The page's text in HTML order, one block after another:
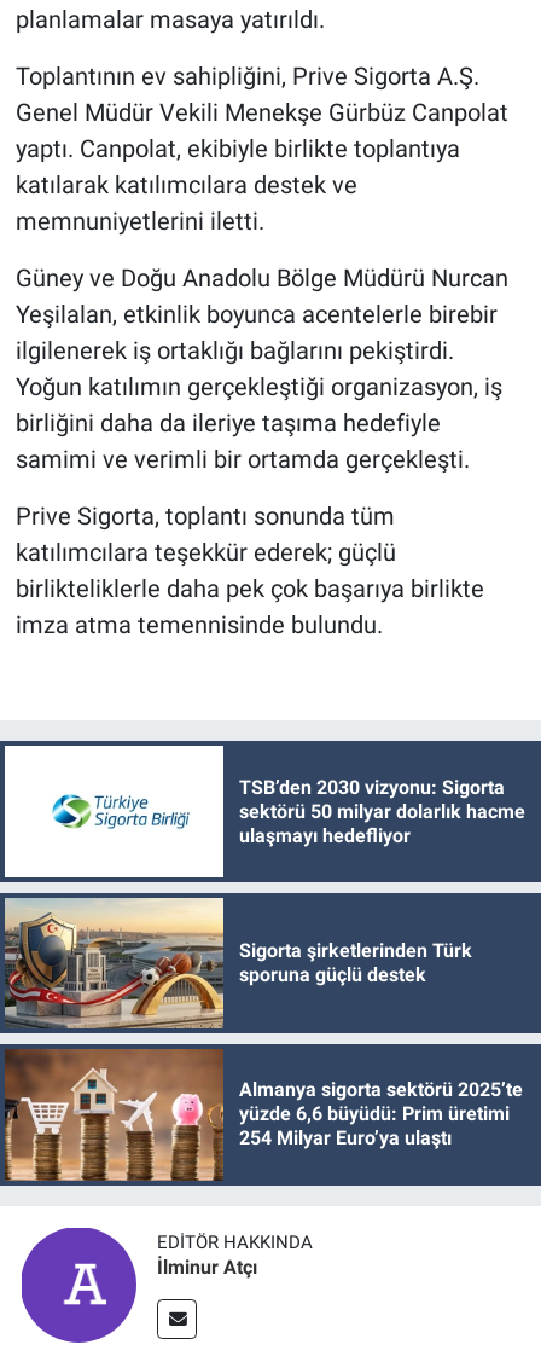
planlamalar masaya yatırıldı.
Toplantının ev sahipliğini, Prive Sigorta A.Ş.
Genel Müdür Vekili Menekşe Gürbüz Canpolat
yaptı. Canpolat, ekibiyle birlikte toplantıya
katılarak katılımcılara destek ve
memnuniyetlerini iletti.
Güney ve Doğu Anadolu Bölge Müdürü Nurcan
Yeşilalan, etkinlik boyunca acentelerle birebir
ilgilenerek iş ortaklığı bağlarını pekiştirdi.
Yoğun katılımın gerçekleştiği organizasyon, iş
birliğini daha da ileriye taşıma hedefiyle
samimi ve verimli bir ortamda gerçekleşti.
Prive Sigorta, toplantı sonunda tüm
katılımcılara teşekkür ederek; güçlü
birlikteliklerle daha pek çok başarıya birlikte
imza atma temennisinde bulundu.
TSB’den 2030 vizyonu: Sigorta
sektörü 50 milyar dolarlık hacme
ulaşmayı hedefliyor
Sigorta şirketlerinden Türk
sporuna güçlü destek
Almanya sigorta sektörü 2025’te
yüzde 6,6 büyüdü: Prim üretimi
254 Milyar Euro’ya ulaştı
EDITÖR HAKKINDA
İlminur Atçı